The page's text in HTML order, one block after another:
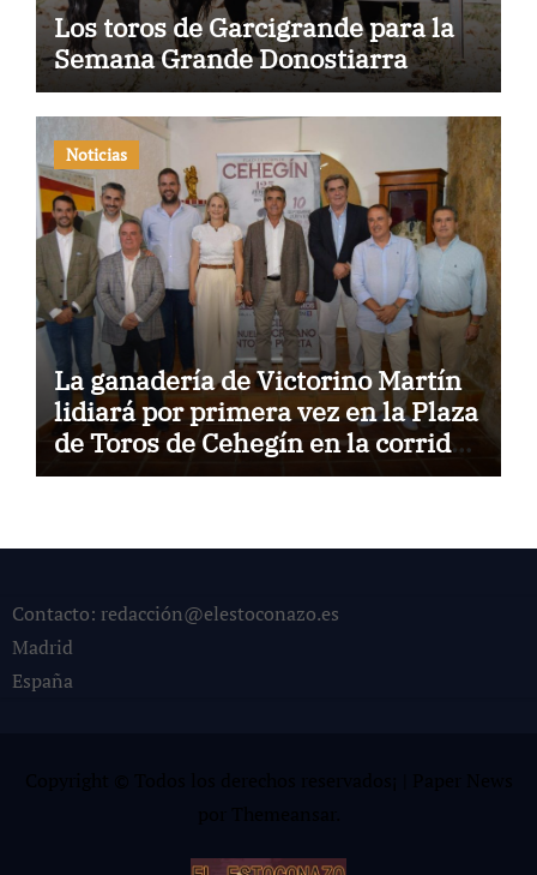
Los toros de Garcigrande para la
Semana Grande Donostiarra
Noticias
La ganadería de Victorino Martín
lidiará por primera vez en la Plaza
de Toros de Cehegín en la corrida
conmemorativa de su 125
Contacto: redacción@elestoconazo.es
Madrid
España